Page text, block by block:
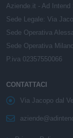
Aziende.it - Ad Intend
Sede Legale: Via
Sede Operativa
Sede Operativa
P.iva 02357550066
CONTATTACI
Via Jacopo dal